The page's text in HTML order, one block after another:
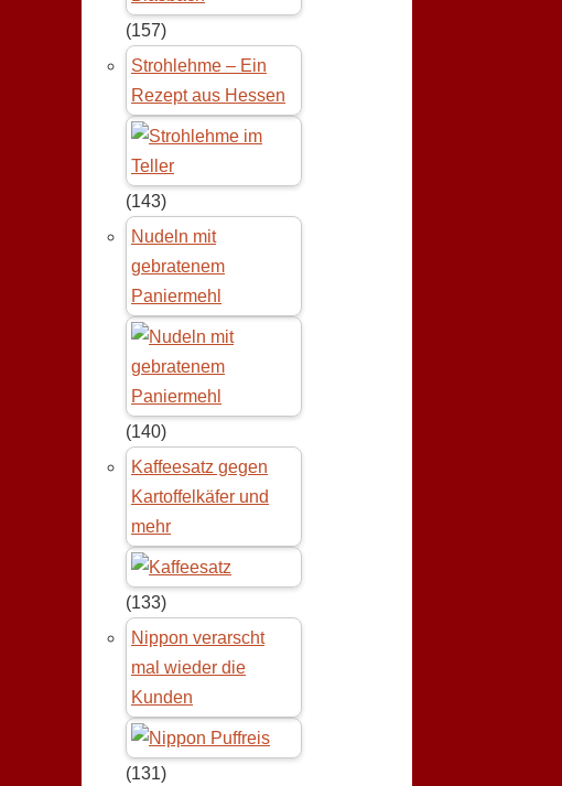
(157)
Strohlehme – Ein
Rezept aus Hessen
(143)
Nudeln mit
gebratenem
Paniermehl
(140)
Kaffeesatz gegen
Kartoffelkäfer und
mehr
(133)
Nippon verarscht
mal wieder die
Kunden
(131)